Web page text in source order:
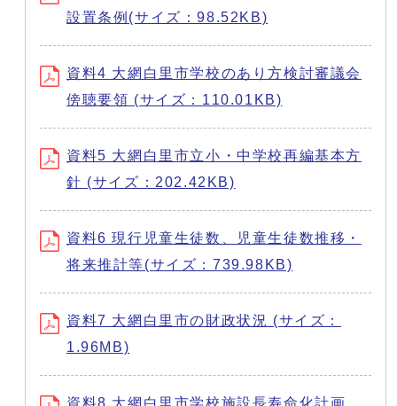
設置条例(サイズ：98.52KB)
資料4 大網白里市学校のあり方検討審議会
傍聴要領 (サイズ：110.01KB)
資料5 大網白里市立小・中学校再編基本方
針 (サイズ：202.42KB)
資料6 現行児童生徒数、児童生徒数推移・
将来推計等(サイズ：739.98KB)
資料7 大網白里市の財政状況 (サイズ：
1.96MB)